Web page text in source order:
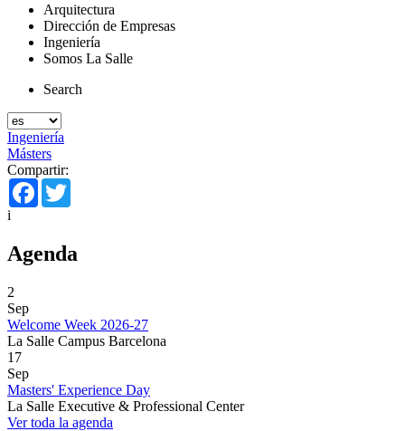
Arquitectura
Dirección de Empresas
Ingeniería
Somos La Salle
Search
Ingeniería
Másters
Compartir:
Facebook
i
Agenda
2
Sep
Welcome Week 2026-27
La Salle Campus Barcelona
17
Sep
Masters' Experience Day
La Salle Executive & Professional Center
Ver toda la agenda